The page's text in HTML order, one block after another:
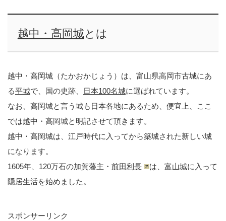
越中・高岡城とは
越中・高岡城（たかおかじょう）は、富山県高岡市古城にあ
る平城で、国の史跡、 日本100名城に選ばれています。
なお、高岡城と言う城も日本各地にあるため、便宜上、ここ
では越中・高岡城と明記させて頂きます。
越中・高岡城は、江戸時代に入ってから築城された新しい城
になります。
1605年、120万石の加賀藩主・ 前田利長 は、 富山城に入って
隠居生活を始めました。
スポンサーリンク